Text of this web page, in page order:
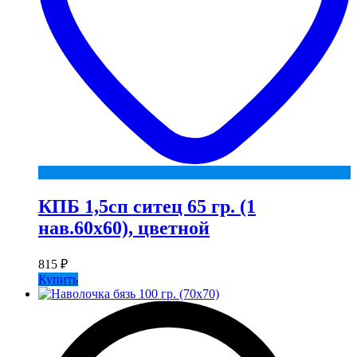
КПБ 1,5сп ситец 65 гр. (1
нав.60х60), цветной
815 ₽
Купить